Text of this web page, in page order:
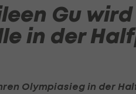
Gu wird
in der
Olympiasieg in der